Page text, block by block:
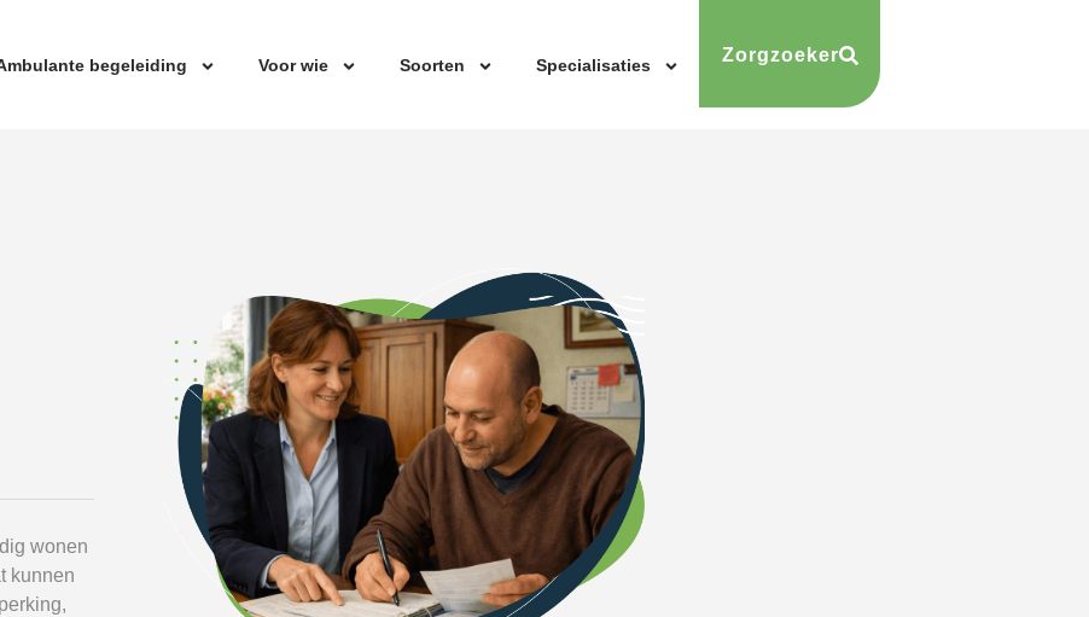
begeleiding Voor wie Soorten Specialisaties Zorgzoeker
wonen
kunnen